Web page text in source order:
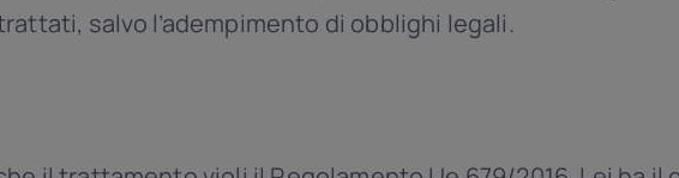
salvo l’adempimento di obblighi legali.